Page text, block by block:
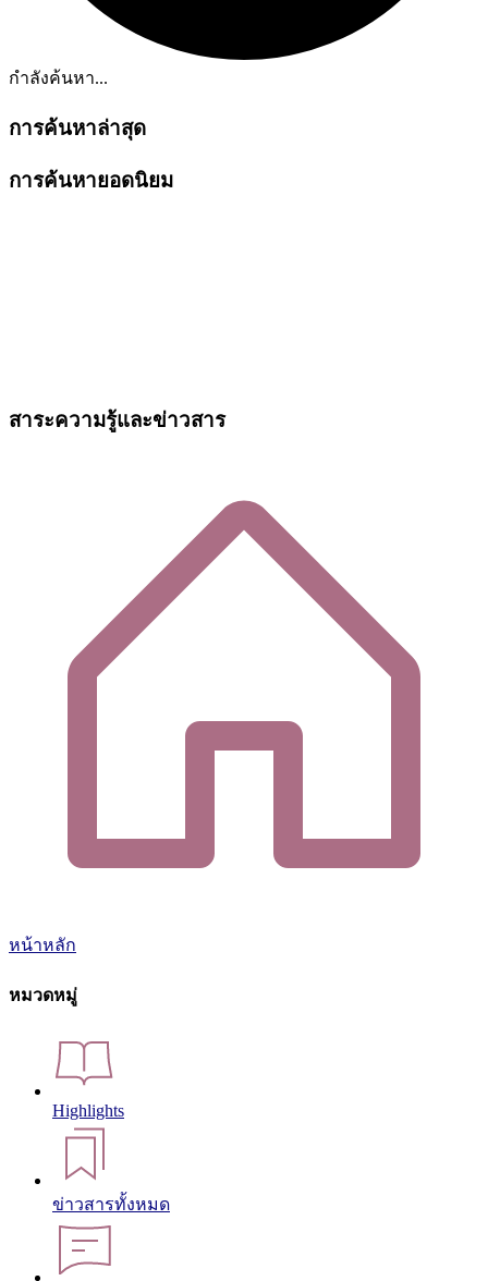
กำลังค้นหา...
การค้นหาล่าสุด
การค้นหายอดนิยม
สาระความรู้และข่าวสาร
หน้าหลัก
หมวดหมู่
Highlights
ข่าวสารทั้งหมด